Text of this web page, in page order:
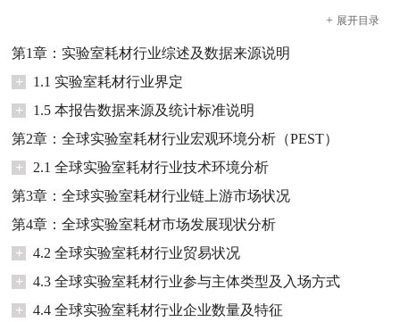
+ 展开目录
第1章：实验室耗材行业综述及数据来源说明
+
1.1 实验室耗材行业界定
+
1.5 本报告数据来源及统计标准说明
第2章：全球实验室耗材行业宏观环境分析（PEST）
+
2.1 全球实验室耗材行业技术环境分析
第3章：全球实验室耗材行业链上游市场状况
第4章：全球实验室耗材市场发展现状分析
+
4.2 全球实验室耗材行业贸易状况
+
4.3 全球实验室耗材行业参与主体类型及入场方式
+
4.4 全球实验室耗材行业企业数量及特征